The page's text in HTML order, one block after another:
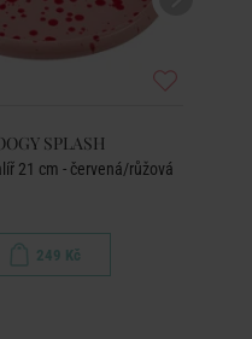
SPLASH
21 cm - červená/růžová
249 Kč